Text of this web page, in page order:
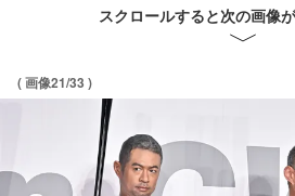
スクロールすると次の画像
( 画像21/33 )